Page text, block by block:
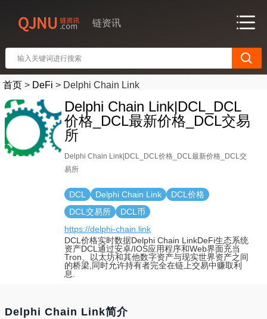
链资讯
首页 > DeFi > Delphi Chain Link
Delphi Chain Link|DCL_DCL
价格_DCL最新价格_DCL交易
所
Delphi Chain Link|DCL_DCL价格_DCL最新价格_DCL交
易所
DCL Delphi Chain Link
DCL价格
DCL交易所
DCL币
https://delphi-chain.link
DCL价格实时数据Delphi Chain LinkDeFi生态系统
资产DCL通过安卓/IOS应用程序和Web界面充当
Tron、以太坊和其他数字资产与现实世界资产之间
的桥梁,同时允许持有者完全在链上交易中赚取利
息.
Delphi Chain Link简介